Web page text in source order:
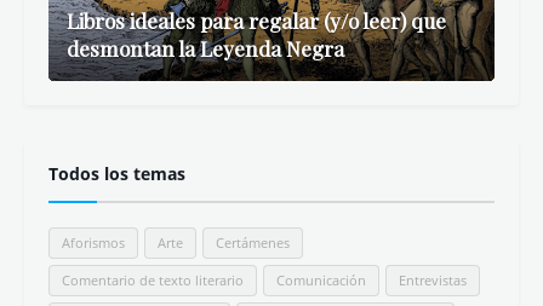
Libros ideales para regalar (y/o leer) que
desmontan la Leyenda Negra
Todos los temas
Aforismos Arte Certámenes
Comentario de texto literario Comunicación Entrevistas